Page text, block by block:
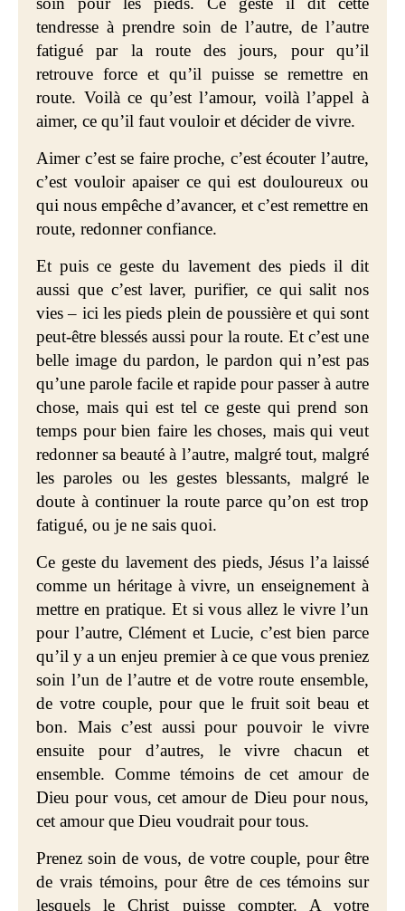
tendresse à prendre soin de l’autre, de l’autre
fatigué par la route des jours, pour qu’il
retrouve force et qu’il puisse se remettre en
route. Voilà ce qu’est l’amour, voilà l’appel à
aimer, ce qu’il faut vouloir et décider de vivre.
Aimer c’est se faire proche, c’est écouter l’autre,
c’est vouloir apaiser ce qui est douloureux ou
qui nous empêche d’avancer, et c’est remettre en
route, redonner confiance.
Et puis ce geste du lavement des pieds il dit
aussi que c’est laver, purifier, ce qui salit nos
vies – ici les pieds plein de poussière et qui sont
peut-être blessés aussi pour la route. Et c’est une
belle image du pardon, le pardon qui n’est pas
qu’une parole facile et rapide pour passer à autre
chose, mais qui est tel ce geste qui prend son
temps pour bien faire les choses, mais qui veut
redonner sa beauté à l’autre, malgré tout, malgré
les paroles ou les gestes blessants, malgré le
doute à continuer la route parce qu’on est trop
fatigué, ou je ne sais quoi.
Ce geste du lavement des pieds, Jésus l’a laissé
comme un héritage à vivre, un enseignement à
mettre en pratique. Et si vous allez le vivre l’un
pour l’autre, Clément et Lucie, c’est bien parce
qu’il y a un enjeu premier à ce que vous preniez
soin l’un de l’autre et de votre route ensemble,
de votre couple, pour que le fruit soit beau et
bon. Mais c’est aussi pour pouvoir le vivre
ensuite pour d’autres, le vivre chacun et
ensemble. Comme témoins de cet amour de
Dieu pour vous, cet amour de Dieu pour nous,
cet amour que Dieu voudrait pour tous.
Prenez soin de vous, de votre couple, pour être
de vrais témoins, pour être de ces témoins sur
lesquels le Christ puisse compter. A votre